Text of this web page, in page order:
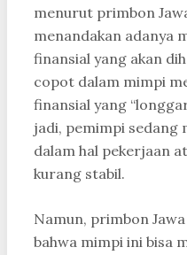
menurut primbon
menandakan adanya
finansial yang akan
copot dalam mimpi
finansial yang
jadi, pemimpi sedang
dalam hal pekerjaan
kurang stabil.
Namun, primbon
bahwa mimpi ini bisa